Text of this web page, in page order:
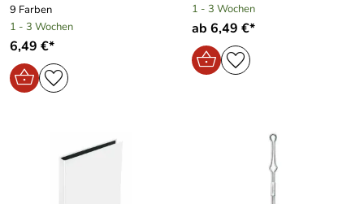
9 Farben
1 - 3 Wochen
6,49 €*
1 - 3 Wochen
ab 6,49 €*